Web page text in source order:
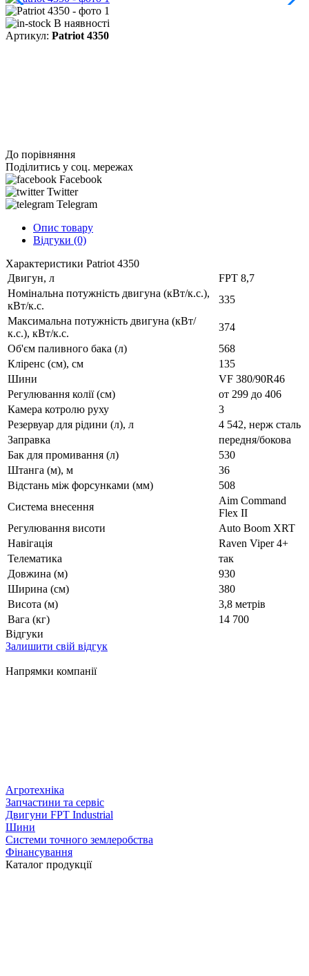
В наявності
Артикул: Patriot 4350
До порівняння
Поділитись у соц. мережах
Facebook
Twitter
Telegram
Опис товару
Відгуки (0)
Характеристики Patriot 4350
Двигун, л
FPT 8,7
Номінальна потужність двигуна (кВт/к.с.),
кВт/к.с.
335
Максимальна потужність двигуна (кВт/
к.с.), кВт/к.с.
374
Об'єм паливного бака (л)
568
Кліренс (см), см
135
Шини
VF 380/90R46
Регулювання колії (см)
от 299 до 406
Камера котролю руху
3
Резервуар для рідини (л), л
4 542, нерж сталь
Заправка
передня/бокова
Бак для промивання (л)
530
Штанга (м), м
36
Відстань між форсунками (мм)
508
Система внесення
Aim Command
Flex II
Регулювання висоти
Auto Boom XRT
Навігація
Raven Viper 4+
Телематика
так
Довжина (м)
930
Ширина (см)
380
Висота (м)
3,8 метрів
Вага (кг)
14 700
Відгуки
Залишити свій відгук
Напрямки компанії
Агротехніка
Запчастини та сервіс
Двигуни FPT Industrial
Шини
Системи точного землеробства
Фінансування
Каталог продукції